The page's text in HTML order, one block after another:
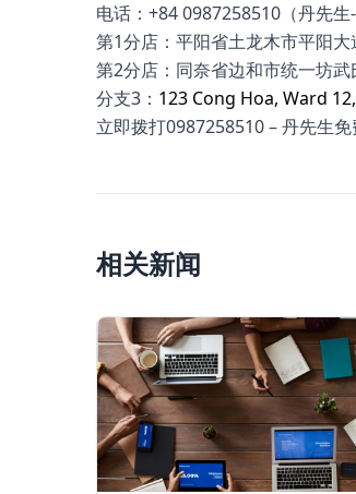
电话：+84 0987258510（丹先生-
第1分店：平阳省土龙木市平阳
第2分店：同奈省边和市统一坊武
分支3： 123 Cong Hoa, Ward
立即拨打0987258510 – 丹先生
相关新闻